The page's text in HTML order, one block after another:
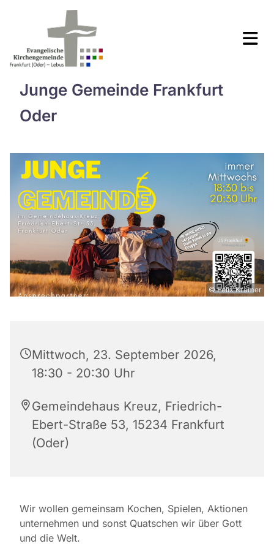
Junge Gemeinde Frankfurt
Oder
© Felix Krämer
Mittwoch, 23. September 2026,
18:30 - 20:30 Uhr
Gemeindehaus Kreuz, Friedrich-
Ebert-Straße 53, 15234 Frankfurt
(Oder)
Wir wollen gemeinsam Kochen, Spielen, Aktionen
unternehmen und sonst Quatschen wir über Gott
und die Welt.